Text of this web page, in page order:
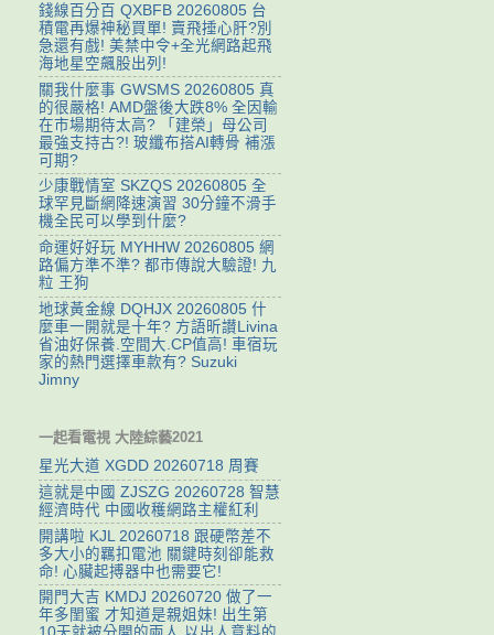
錢線百分百 QXBFB 20260805 台
積電再爆神秘買單! 賣飛捶心肝?別
急還有戲! 美禁中令+全光網路起飛
海地星空飆股出列!
關我什麼事 GWSMS 20260805 真
的很嚴格! AMD盤後大跌8% 全因輸
在市場期待太高? 「建榮」母公司
最強支持古?! 玻纖布搭AI轉骨 補漲
可期?
少康戰情室 SKZQS 20260805 全
球罕見斷網降速演習 30分鐘不滑手
機全民可以學到什麼?
命運好好玩 MYHHW 20260805 網
路偏方準不準? 都市傳說大驗證! 九
粒 王狗
地球黃金線 DQHJX 20260805 什
麼車一開就是十年? 方語昕讃Livina
省油好保養.空間大.CP值高! 車宿玩
家的熱門選擇車款有? Suzuki
Jimny
一起看電視 大陸綜藝2021
星光大道 XGDD 20260718 周賽
這就是中國 ZJSZG 20260728 智慧
經濟時代 中國收穫網路主權紅利
開講啦 KJL 20260718 跟硬幣差不
多大小的羈扣電池 關鍵時刻卻能救
命! 心臟起搏器中也需要它!
開門大吉 KMDJ 20260720 做了一
年多閨蜜 才知道是親姐妹! 出生第